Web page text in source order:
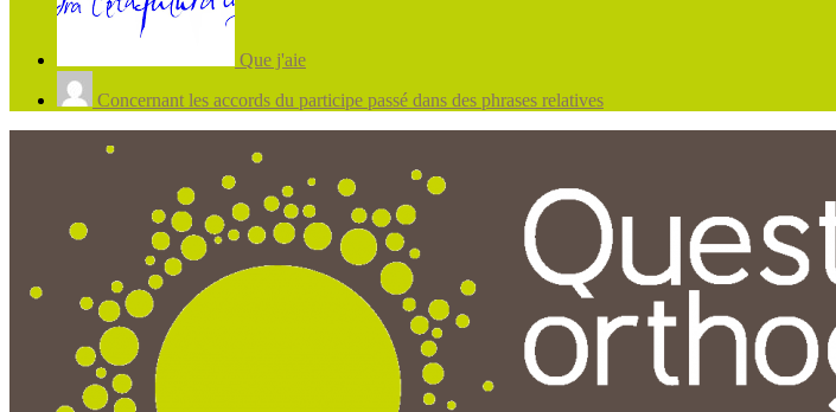
Que j'aie
Concernant les accords du participe passé dans des phrases relatives